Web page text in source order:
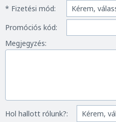
* Fizetési mód:
Promóciós kód:
Megjegyzés:
Hol hallott rólunk?: